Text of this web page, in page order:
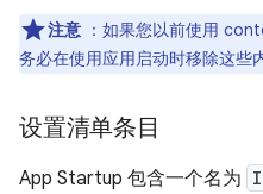
注意 ：如果您以前使用
务必在使用应用启动时移除这些
设置清单条目
App Startup 包含一个名为